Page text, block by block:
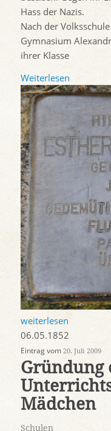
Hass der Nazis.
Nach der
Gymnasium
ihrer Klasse
Weiterlesen
weiterlesen
06.05.1852
Eintrag vom 20. Juli 2009
Gründung
Mädchen
Schulen